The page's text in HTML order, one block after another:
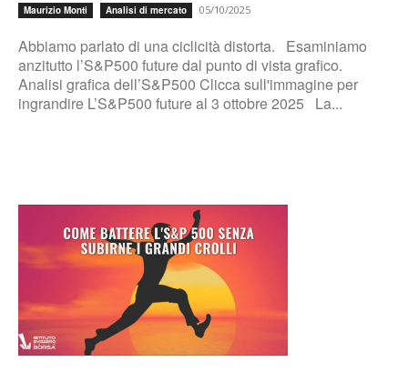
Maurizio Monti Analisi di mercato 05/10/2025
Abbiamo parlato di una ciclicità distorta. Esaminiamo
anzitutto l’S&P500 future dal punto di vista grafico.
Analisi grafica dell’S&P500 Clicca sull'immagine per
ingrandire L’S&P500 future al 3 ottobre 2025 La...